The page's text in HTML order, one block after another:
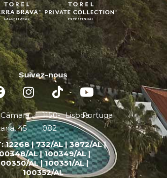
Suivez-nous
45
1150-
082
LisboaPortugal
12268 |732/AL | 3872/AL |
AL | 100349/AL |
AL | 100351/AL |
100352/AL